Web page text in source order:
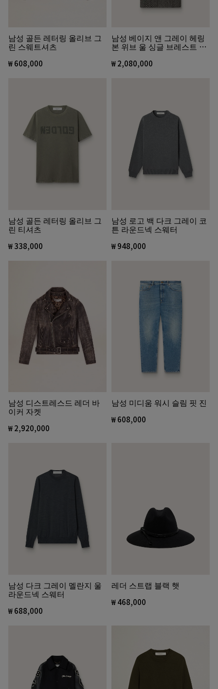
남성 골든 레터링 올리브 그
린 스웨트셔츠
₩ 608,000
남성 베이지 앤 그레이 헤링
본 위브 울 싱글 브레스트 코
₩ 2,080,000
남성 골든 레터링 올리브 그
린 티셔츠
₩ 338,000
남성 로고 백 다크 그레이 코
튼 라운드넥 스웨터
₩ 948,000
남성 디스트레스드 레더 바
이커 자켓
₩ 2,920,000
남성 미디움 워시 슬림 핏 진
₩ 608,000
남성 다크 그레이 멜란지 울
라운드넥 스웨터
₩ 688,000
레더 스트랩 블랙 햇
₩ 468,000